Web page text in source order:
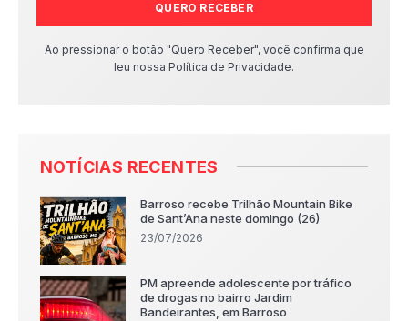
QUERO RECEBER
Ao pressionar o botão "Quero Receber", você confirma que
leu nossa Política de Privacidade.
NOTÍCIAS RECENTES
Barroso recebe Trilhão Mountain Bike
de Sant’Ana neste domingo (26)
23/07/2026
PM apreende adolescente por tráfico
de drogas no bairro Jardim
Bandeirantes, em Barroso